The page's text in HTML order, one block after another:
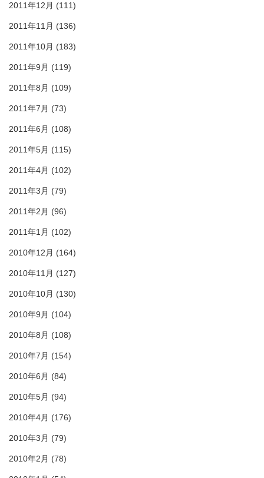
2011年12月 (111)
2011年11月 (136)
2011年10月 (183)
2011年9月 (119)
2011年8月 (109)
2011年7月 (73)
2011年6月 (108)
2011年5月 (115)
2011年4月 (102)
2011年3月 (79)
2011年2月 (96)
2011年1月 (102)
2010年12月 (164)
2010年11月 (127)
2010年10月 (130)
2010年9月 (104)
2010年8月 (108)
2010年7月 (154)
2010年6月 (84)
2010年5月 (94)
2010年4月 (176)
2010年3月 (79)
2010年2月 (78)